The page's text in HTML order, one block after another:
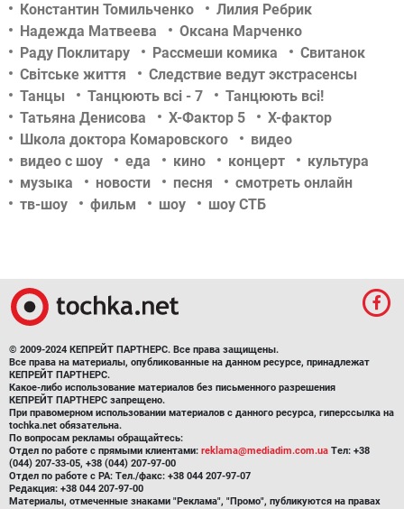
Константин Томильченко
Лилия Ребрик
Надежда Матвеева
Оксана Марченко
Раду Поклитару
Рассмеши комика
Свитанок
Світське життя
Следствие ведут экстрасенсы
Танцы
Танцюють всі - 7
Танцюють всі!
Татьяна Денисова
Х-Фактор 5
Х-фактор
Школа доктора Комаровского
видео
видео с шоу
еда кино концерт
культура
музыка
новости песня
смотреть онлайн
тв-шоу
фильм шоу шоу СТБ
© 2009-2024 КЕПРЕЙТ ПАРТНЕРС. Все права защищены.
Все права на материалы, опубликованные на данном ресурсе, принадлежат
КЕПРЕЙТ ПАРТНЕРС.
Какое-либо использование материалов без письменного разрешения
КЕПРЕЙТ ПАРТНЕРС запрещено.
При правомерном использовании материалов с данного ресурса, гиперссылка на
tochka.net обязательна.
По вопросам рекламы обращайтесь:
Отдел по работе с прямыми клиентами: reklama@mediadim.com.ua Тел: +38
(044) 207-33-05, +38 (044) 207-97-00
Отдел по работе с РА: Тел./факс: +38 044 207-97-07
Редакция: +38 044 207-97-00
Материалы, отмеченные знаками "Реклама", "Промо", публикуются на правах